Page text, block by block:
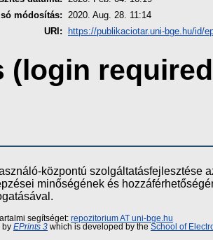
módosítás: 2020. Aug. 28. 11:14
URI:
https://publikaciotar.uni-bge.hu/id/
(login
központú szolgáltatásfejlesztése
minőségének és
segítséget: repozitorium AT uni-bge.hu
by EPrints 3 which is developed by the School of